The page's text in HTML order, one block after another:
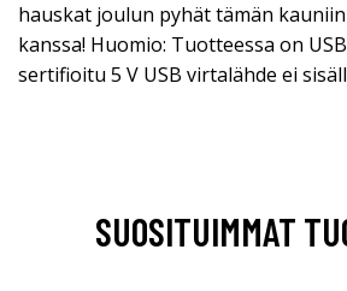
hauskat joulun pyhät tämän
kanssa! Huomio: Tuotteessa on
sertifioitu 5 V USB virtalähde ei
SUOSITUIMMAT